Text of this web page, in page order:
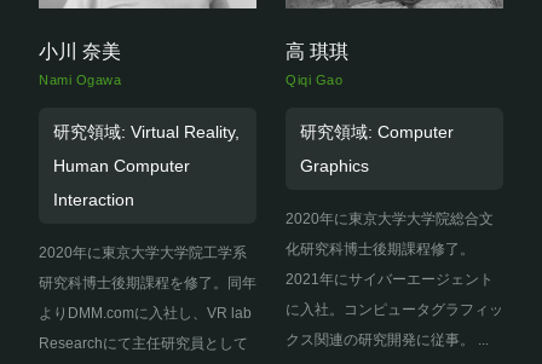
小川 奈美
Nami Ogawa
研究領域: Virtual Reality,
Human Computer
Interaction
2020年に東京大学大学院工学系
研究科博士後期課程を修了。同年
よりDMM.comに入社し、VR lab
Researchにて主任研究員として
高 琪琪
Qiqi Gao
研究領域: Computer
Graphics
2020年に東京大学大学院総合文
化研究科博士後期課程修了。
2021年にサイバーエージェント
に入社。コンピュータグラフィッ
クス関連の研究開発に従事。 ...